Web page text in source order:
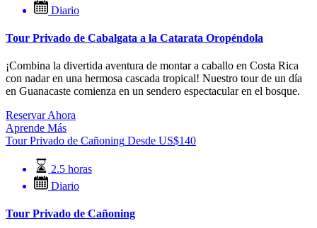
Diario
Tour Privado de Cabalgata a la Catarata Oropéndola
¡Combina la divertida aventura de montar a caballo en Costa Rica
con nadar en una hermosa cascada tropical! Nuestro tour de un día
en Guanacaste comienza en un sendero espectacular en el bosque.
Reservar Ahora
Aprende Más
Tour Privado de Cañoning Desde US$140
2.5 horas
Diario
Tour Privado de Cañoning